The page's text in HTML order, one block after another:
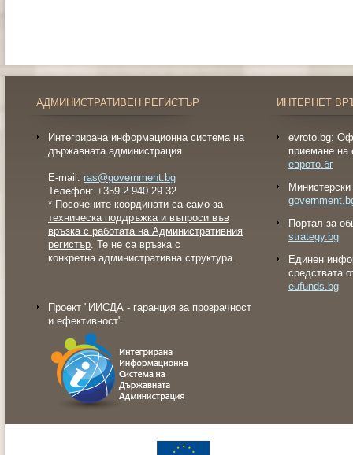
АДМИНИСТРАТИВЕН РЕГИСТЪР
Интегрирана информационна система на
държавната администрация
E-mail: ras@government.bg
Телефон: +359 2 940 29 32
* Посочените координати са само за
техническа поддръжка и въпроси във
връзка с работата на Административния
регистър. Те не са връзка с
конкретна административна структура.
Проект "ИИСДА - гаранция за прозрачност
и ефективност"
ИНТЕРНЕТ
evroto.bg:
приемане на
еврото.бг
Портал за
strategy.bg
Eдинен
средствата
eufunds.bg